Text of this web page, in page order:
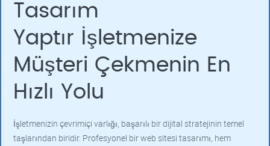
Tasarım
Yaptır İşletmenize
Müşteri Çekmenin En
Hızlı Yolu
İşletmenizin çevrimiçi varlığı, başarılı bir dijital stratejinin temel
taşlarından biridir. Profesyonel bir web sitesi tasarımı, hem